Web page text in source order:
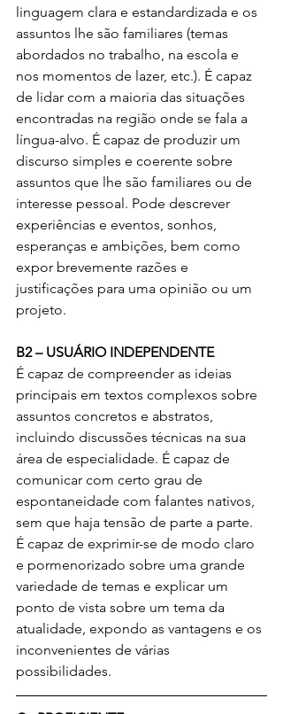
linguagem clara e estandardizada e os
assuntos lhe são familiares (temas
abordados no trabalho, na escola e
nos momentos de lazer, etc.). É capaz
de lidar com a maioria das situações
encontradas na região onde se fala a
língua-alvo. É capaz de produzir um
discurso simples e coerente sobre
assuntos que lhe são familiares ou de
interesse pessoal. Pode descrever
experiências e eventos, sonhos,
esperanças e ambições, bem como
expor brevemente razões e
justificações para uma opinião ou um
projeto.
B2 – USUÁRIO INDEPENDENTE
É capaz de compreender as ideias
principais em textos complexos sobre
assuntos concretos e abstratos,
incluindo discussões técnicas na sua
área de especialidade. É capaz de
comunicar com certo grau de
espontaneidade com falantes nativos,
sem que haja tensão de parte a parte.
É capaz de exprimir-se de modo claro
e pormenorizado sobre uma grande
variedade de temas e explicar um
ponto de vista sobre um tema da
atualidade, expondo as vantagens e os
inconvenientes de várias
possibilidades.